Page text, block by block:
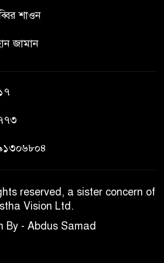
হাসিনাকে সংবাদমাধ্যমে কথা বলার
সুযোগ দেওয়ায় ঢাকার ক্ষোভ
সাংবাদিক পেটালো বিএনপি-
শাওন
জামান
reserved, a sister concern of
Vision Ltd.
By - Abdus Samad